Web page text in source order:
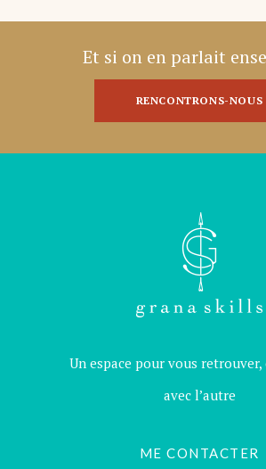
Et si on en parlait
RENCONTRONS-NOUS
Un espace pour vous
avec l’autre
ME CONTACTER